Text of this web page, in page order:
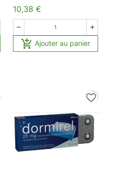
10,38 €
 
 Ajouter au panier
favorite_border